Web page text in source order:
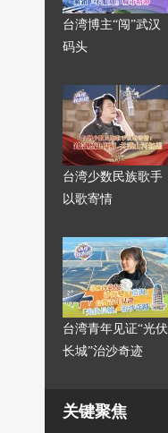
台湾博主“闯”武汉
码头
台湾少数民族歌手
以歌寄情
台湾青年见证“光伏
长城”治沙奇迹
关键聚焦